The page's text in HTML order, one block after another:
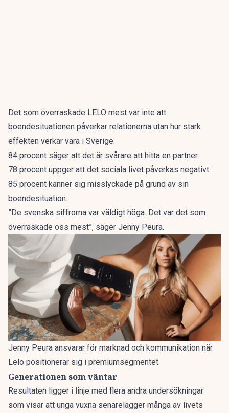
Det som överraskade LELO mest var inte att
boendesituationen påverkar relationerna utan hur stark
effekten verkar vara i Sverige.
84 procent säger att det är svårare att hitta en partner.
78 procent uppger att det sociala livet påverkas negativt.
85 procent känner sig misslyckade på grund av sin
boendesituation.
”De svenska siffrorna var väldigt höga. Det var det som
överraskade oss mest”, säger Jenny Peura.
Jenny Peura ansvarar för marknad och kommunikation när
Lelo positionerar sig i premiumsegmentet.
Generationen som väntar
Resultaten ligger i linje med flera andra undersökningar
som visar att unga vuxna senarelägger många av livets